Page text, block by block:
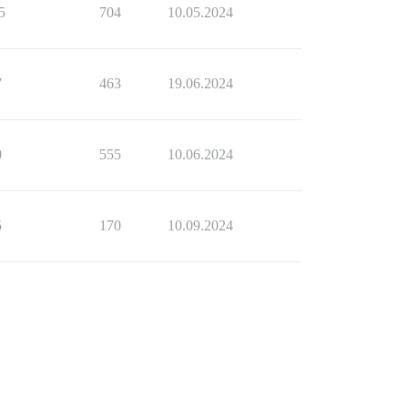
704 10.05.2024
463 19.06.2024
555 10.06.2024
170 10.09.2024